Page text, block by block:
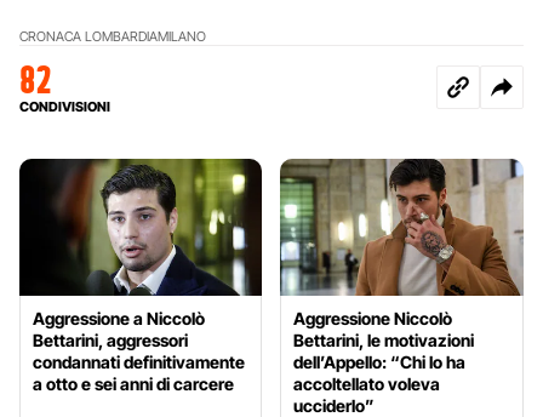
CRONACA LOMBARDIAMILANO
82
CONDIVISIONI
Aggressione a Niccolò
Bettarini, aggressori
condannati definitivamente
a otto e sei anni di carcere
Aggressione Niccolò
Bettarini, le motivazioni
dell’Appello: “Chi lo ha
accoltellato voleva
ucciderlo”